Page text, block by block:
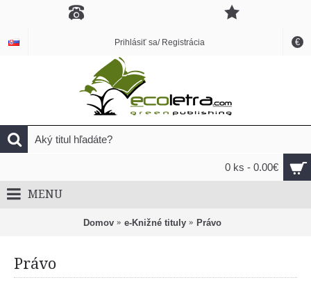
€
Prihlásiť sa/ Registrácia
0 ks - 0.00€
MENU
Domov e-Knižné tituly Právo
Právo